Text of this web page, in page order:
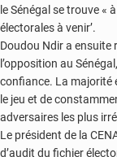
le Sénégal se trouve «
électorales à venir’.
Doudou Ndir a ensuite
l’opposition au
confiance. La majorité
le jeu et de
adversaires les plus
Le président de la
d’audit du fichier